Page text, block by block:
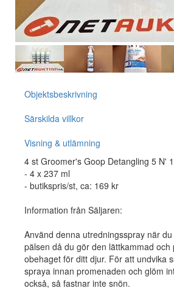
Objektsbeskrivning
Särskilda villkor
Visning & utlämning
4 st Groomer's Goop Detangling 5 N'
- 4 x 237 ml
- butikspris/st, ca: 169 kr
Information från Säljaren:
Använd denna utredningsspray när
pälsen då du gör den lättkammad och
obehaget för ditt djur. För att undvika
spraya innan promenaden och glöm
också, så fastnar inte snön.